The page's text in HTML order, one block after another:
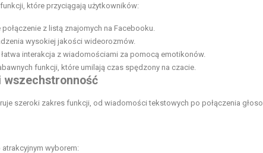
które przyciągają użytkowników:
połączenie z listą znajomych na Facebooku.
wysokiej jakości wideorozmów.
łatwa interakcja z wiadomościami za pomocą emotikonów.
funkcji, które umilają czas spędzony na czacie.
wszechstronność
szeroki zakres funkcji, od wiadomości tekstowych po połączenia
wyborem: